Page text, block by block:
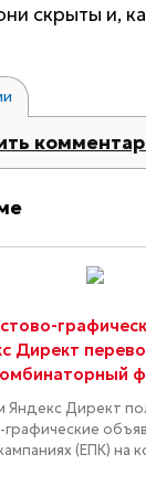
скрыты и,
Директ
Яндекс Директ
графические
(ЕПК) на